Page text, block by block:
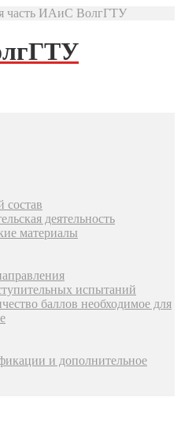
часть ИАиС ВолгГТУ
состав
деятельность
материалы
испытаний
баллов необходимое для
и дополнительное